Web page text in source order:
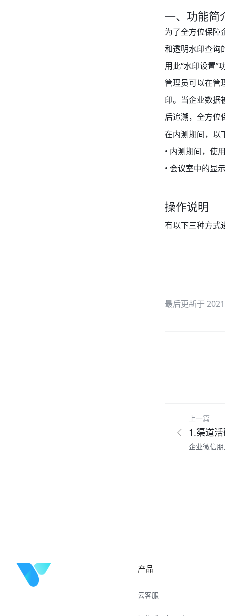
一、功能简
为了全方位保障
和透明水印查询
用此“水印设置”
管理员可以在管
印。当企业数据
后追溯，全方位
在内测期间，以
• 内测期间，使
• 会议室中的显
操作说明
有以下三种方式
最后更新于
上一篇
1.渠道
产品
云客服